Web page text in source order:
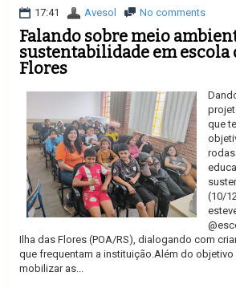
17:41 Avesol No comments
Falando sobre meio
sustentabilidade em escola
Flores
que
(10/
Ilha das Flores (POA/RS), dialogando com
que frequentam a instituição.Além do
mobilizar as...